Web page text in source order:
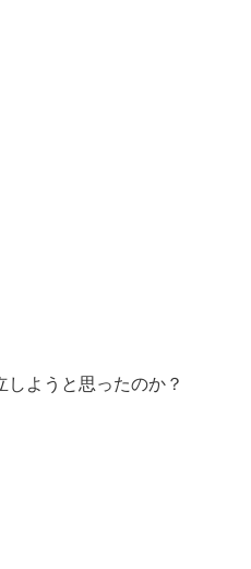
ようと思ったのか？